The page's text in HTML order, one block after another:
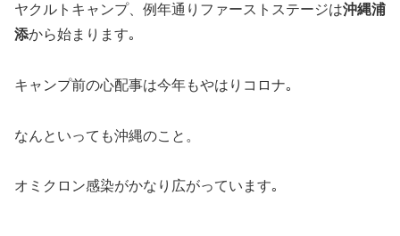
ヤクルトキャンプ、例年通りファーストステージは沖縄浦
添から始まります｡
キャンプ前の心配事は今年もやはりコロナ｡
なんといっても沖縄のこと。
オミクロン感染がかなり広がっています｡